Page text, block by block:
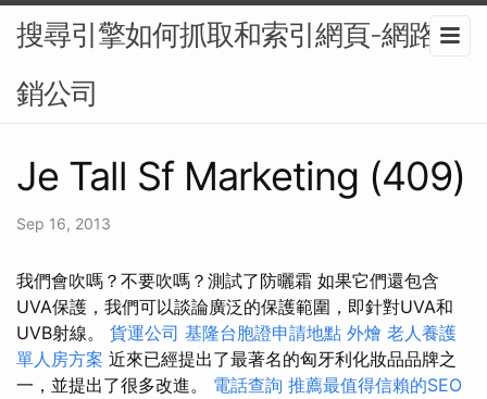
搜尋引擎如何抓取和索引網頁-網路行
銷公司
Je Tall Sf Marketing (409)
Sep 16, 2013
我們會吹嗎？不要吹嗎？測試了防曬霜 如果它們還包含
UVA保護，我們可以談論廣泛的保護範圍，即針對UVA和
UVB射線。 貨運公司 基隆台胞證申請地點 外燴 老人養護
單人房方案 近來已經提出了最著名的匈牙利化妝品品牌之
一，並提出了很多改進。 電話查詢 推薦最值得信賴的SEO